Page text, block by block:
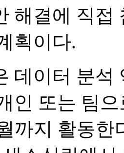
해결에 직접
획이다.
데이터 분석
인 또는 팀
까지 활동